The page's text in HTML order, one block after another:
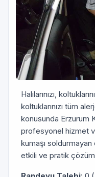
Halılarınızı,
koltuklarınızı tüm
konusunda Erzurum
profesyonel hizmet
kumaşı
etkili ve pratik